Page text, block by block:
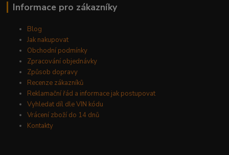
Informace pro zákazníky
Blog
Jak nakupovat
Obchodní podmínky
Zpracování objednávky
Způsob dopravy
Recenze zákazníků
Reklamační řád a informace jak postupovat
Vyhledat díl dle VIN kódu
Vrácení zboží do 14 dnů
Kontakty